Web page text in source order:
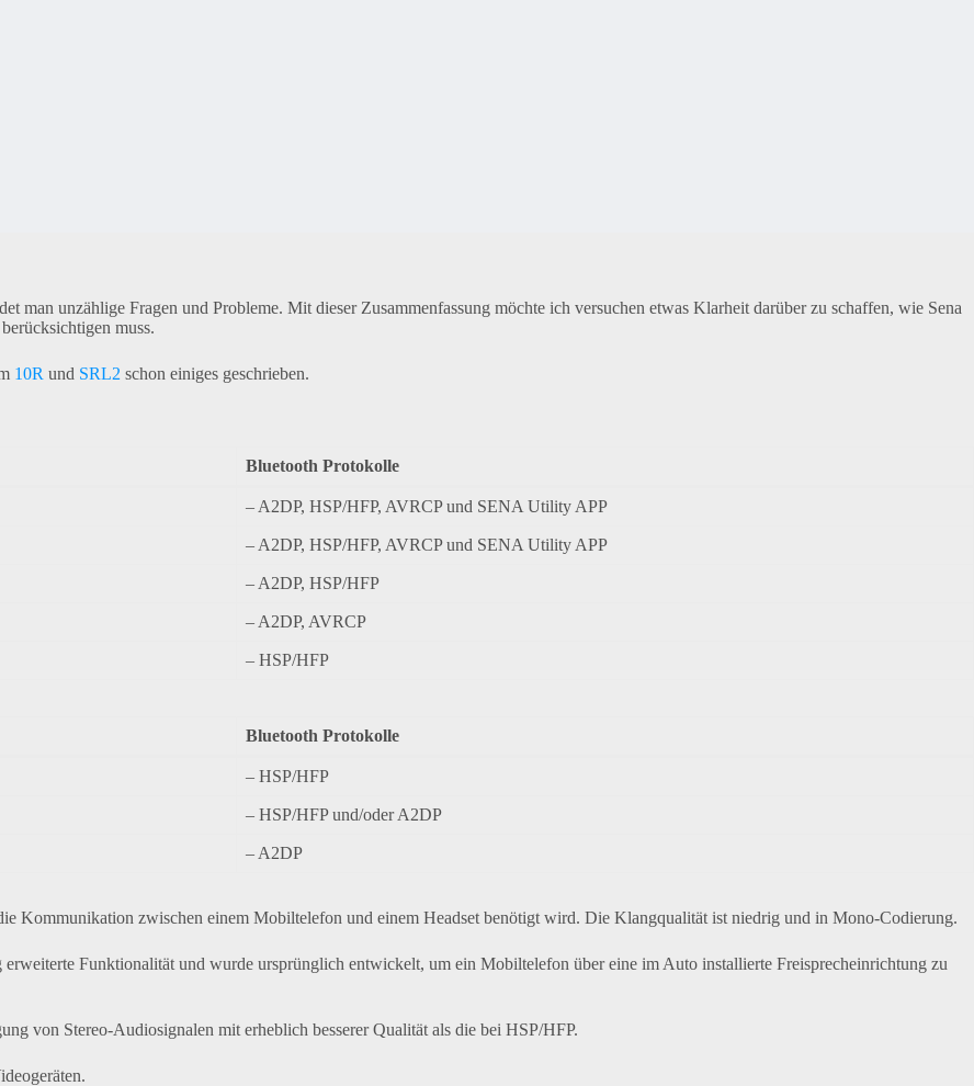
man unzählige Fragen und Probleme. Mit dieser Zusammenfassung möchte ich versuchen etwas Klarheit darüber zu schaffen, wie Sena
muss.
10R und SRL2 schon einiges geschrieben.
Bluetooth Protokolle
– A2DP, HSP/HFP, AVRCP und SENA Utility APP
– A2DP, HSP/HFP, AVRCP und SENA Utility APP
– A2DP, HSP/HFP
– A2DP, AVRCP
– HSP/HFP
Bluetooth Protokolle
– HSP/HFP
– HSP/HFP und/oder A2DP
– A2DP
Kommunikation zwischen einem Mobiltelefon und einem Headset benötigt wird. Die Klangqualität ist niedrig und in Mono-Codierung.
Funktionalität und wurde ursprünglich entwickelt, um ein Mobiltelefon über eine im Auto installierte Freisprecheinrichtung zu
von Stereo-Audiosignalen mit erheblich besserer Qualität als die bei HSP/HFP.